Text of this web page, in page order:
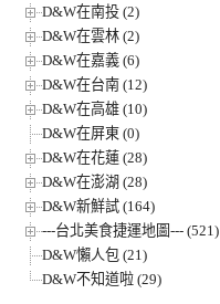
D&W在南投 (2)
D&W在雲林 (2)
D&W在嘉義 (6)
D&W在台南 (12)
D&W在高雄 (10)
D&W在屏東 (0)
D&W在花蓮 (28)
D&W在澎湖 (28)
D&W新鮮試 (164)
---台北美食捷運地圖--- (521)
D&W懶人包 (21)
D&W不知道啦 (29)